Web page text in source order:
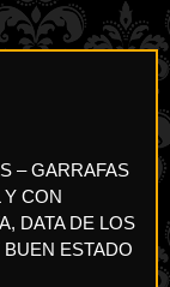
– GARRAFAS
Y CON
DATA DE LOS
ESTADO